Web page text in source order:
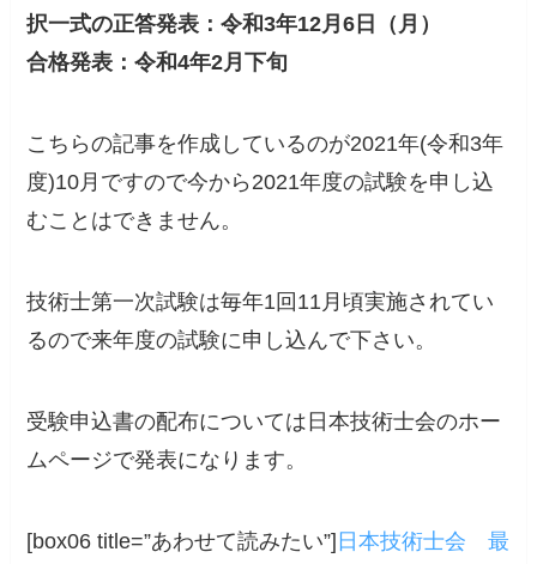
択一式の正答発表：令和3年12月6日（月）
合格発表：令和4年2月下旬
こちらの記事を作成しているのが2021年(令和3年
度)10月ですので今から2021年度の試験を申し込
むことはできません。
技術士第一次試験は毎年1回11月頃実施されてい
るので来年度の試験に申し込んで下さい。
受験申込書の配布については日本技術士会のホー
ムページで発表になります。
[box06 title=”あわせて読みたい”] 日本技術士会 最